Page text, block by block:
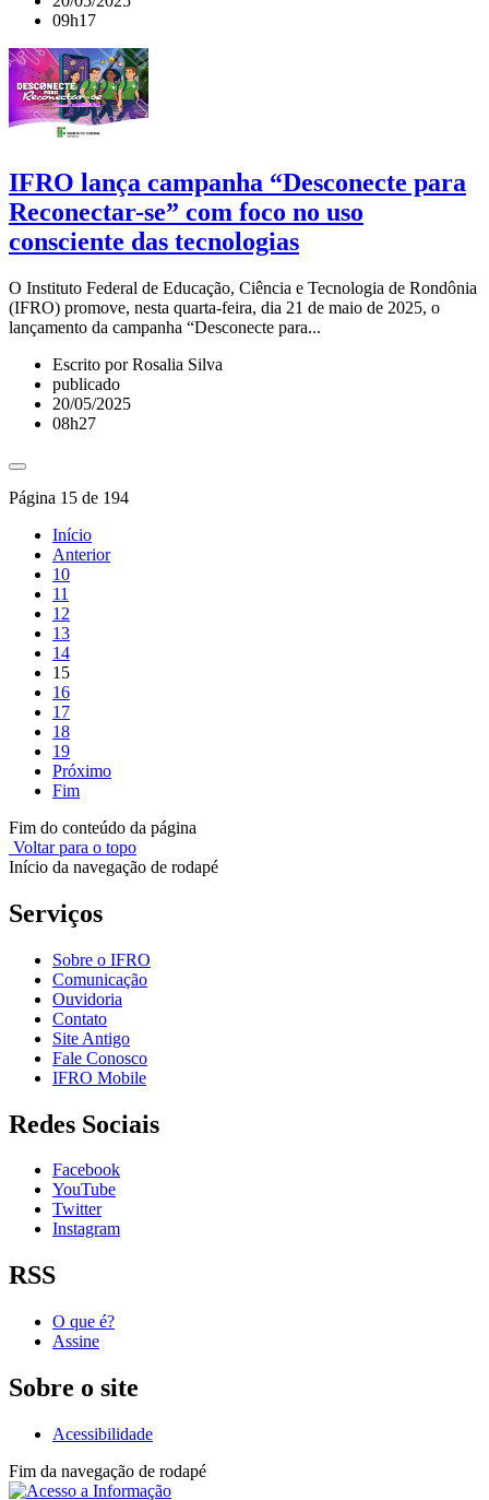
09h17
IFRO lança campanha “Desconecte para
Reconectar-se” com foco no uso
consciente das tecnologias
O Instituto Federal de Educação, Ciência e Tecnologia de Rondônia
(IFRO) promove, nesta quarta-feira, dia 21 de maio de 2025, o
lançamento da campanha “Desconecte para...
Escrito por Rosalia Silva
publicado
20/05/2025
08h27
Página 15 de 194
Início
Anterior
10
11
12
13
14
15
16
17
18
19
Próximo
Fim
Fim do conteúdo da página
Voltar para o topo
Início da navegação de rodapé
Serviços
Sobre o IFRO
Comunicação
Ouvidoria
Contato
Site Antigo
Fale Conosco
IFRO Mobile
Redes Sociais
Facebook
YouTube
Twitter
Instagram
RSS
O que é?
Assine
Sobre o site
Acessibilidade
Fim da navegação de rodapé